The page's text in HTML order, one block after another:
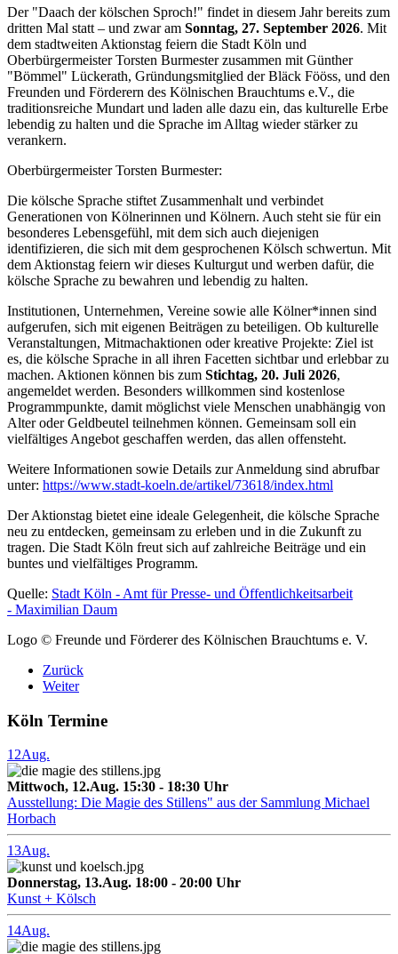
Der "Daach der kölschen Sproch!" findet in diesem Jahr bereits zum
dritten Mal statt – und zwar am Sonntag, 27. September 2026. Mit
dem stadtweiten Aktionstag feiern die Stadt Köln und
Oberbürgermeister Torsten Burmester zusammen mit Günther
"Bömmel" Lückerath, Gründungsmitglied der Bläck Fööss, und den
Freunden und Förderern des Kölnischen Brauchtums e.V., die
traditionsreiche Mundart und laden alle dazu ein, das kulturelle Erbe
lebendig zu halten und die Sprache im Alltag wieder stärker zu
verankern.
Oberbürgermeister Torsten Burmester:
Die kölsche Sprache stiftet Zusammenhalt und verbindet
Generationen von Kölnerinnen und Kölnern. Auch steht sie für ein
besonderes Lebensgefühl, mit dem sich auch diejenigen
identifizieren, die sich mit dem gesprochenen Kölsch schwertun. Mit
dem Aktionstag feiern wir dieses Kulturgut und werben dafür, die
kölsche Sprache zu bewahren und lebendig zu halten.
Institutionen, Unternehmen, Vereine sowie alle Kölner*innen sind
aufgerufen, sich mit eigenen Beiträgen zu beteiligen. Ob kulturelle
Veranstaltungen, Mitmachaktionen oder kreative Projekte: Ziel ist
es, die kölsche Sprache in all ihren Facetten sichtbar und erlebbar zu
machen. Aktionen können bis zum Stichtag, 20. Juli 2026,
angemeldet werden. Besonders willkommen sind kostenlose
Programmpunkte, damit möglichst viele Menschen unabhängig von
Alter oder Geldbeutel teilnehmen können. Gemeinsam soll ein
vielfältiges Angebot geschaffen werden, das allen offensteht.
Weitere Informationen sowie Details zur Anmeldung sind abrufbar
unter: https://www.stadt-koeln.de/artikel/73618/index.html
Der Aktionstag bietet eine ideale Gelegenheit, die kölsche Sprache
neu zu entdecken, gemeinsam zu erleben und in die Zukunft zu
tragen. Die Stadt Köln freut sich auf zahlreiche Beiträge und ein
buntes und vielfältiges Programm.
Quelle: Stadt Köln - Amt für Presse- und Öffentlichkeitsarbeit
- Maximilian Daum
Logo © Freunde und Förderer des Kölnischen Brauchtums e. V.
Zurück
Weiter
Köln Termine
12Aug.
Mittwoch, 12.Aug. 15:30 - 18:30 Uhr
Ausstellung: Die Magie des Stillens" aus der Sammlung Michael
Horbach
13Aug.
Donnerstag, 13.Aug. 18:00 - 20:00 Uhr
Kunst + Kölsch
14Aug.